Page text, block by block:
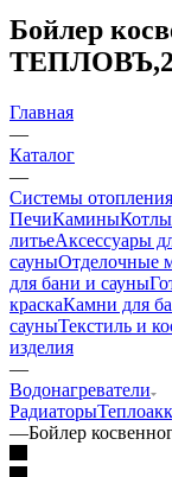
Бойлер
Главная
—
Каталог
—
Системы отопления
ПечиКаминыКотлы
литьеАксессуары
сауныОтделочные
для бани и сауны
краскаКамни для
сауныТекстиль и
изделия
—
Водонагреватели
Радиаторы
—Бойлер